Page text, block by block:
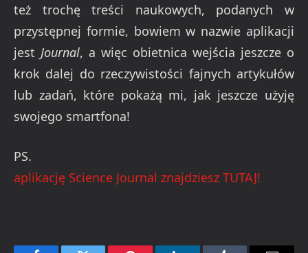
też trochę treści naukowych, podanych w
przystępnej formie, bowiem w nazwie aplikacji
jest Journal, a więc obietnica wejścia jeszcze o
krok dalej do rzeczywistości fajnych artykułów
lub zadań, które pokażą mi, jak jeszcze użyję
swojego smartfona!
PS.
aplikację Science Journal znajdziesz TUTAJ!